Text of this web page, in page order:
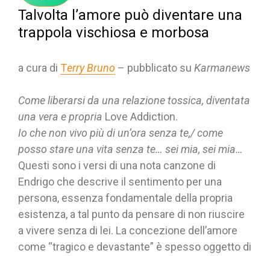
Talvolta l’amore può diventare una
trappola vischiosa e morbosa
a cura di Terry Bruno – pubblicato su Karmanews
Come liberarsi da una relazione tossica, diventata
una vera e propria Love Addiction.
Io che non vivo più di un’ora senza te,/come
posso stare una vita senza te… sei mia, sei mia…
Questi sono i versi di una nota canzone di
Endrigo che descrive il sentimento per una
persona, essenza fondamentale della propria
esistenza, a tal punto da pensare di non riuscire
a vivere senza di lei. La concezione dell’amore
come “tragico e devastante” è spesso oggetto di